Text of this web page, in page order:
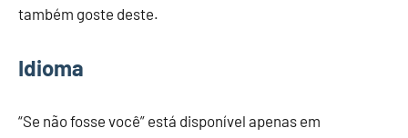
também goste deste.
Idioma
“Se não fosse você” está disponível apenas em